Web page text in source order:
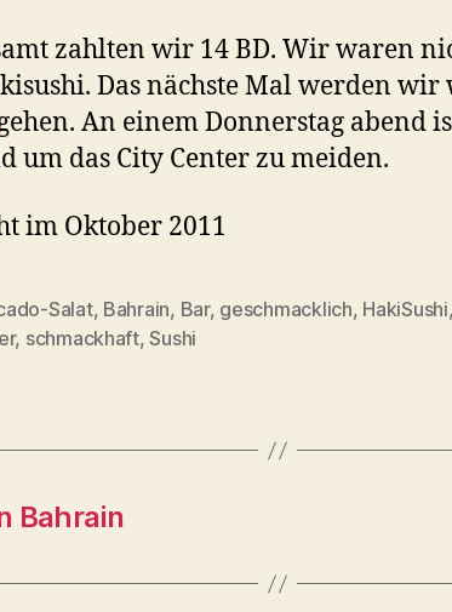
zahlten wir 14 BD. Wir waren
Das nächste Mal werden wir
An einem Donnerstag abend
um das City Center zu meiden.
im Oktober 2011
Salat, Bahrain, Bar, geschmacklich, HakiSushi,
, schmackhaft,Sushi
Bahrain